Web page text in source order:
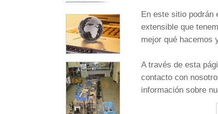
En este sitio podrán
extensible que
mejor qué hacemos
A través de esta
contacto con
información